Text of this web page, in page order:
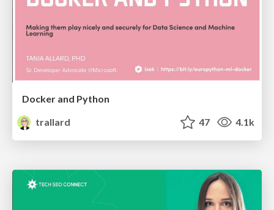
Docker and Python
trallard
47 4.1k